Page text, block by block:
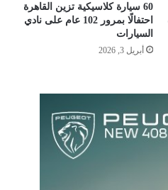
60 سيارة كلاسيكية تزين القاهرة
احتفالًا بمرور 102 عام على نادي
السيارات
أبريل 3, 2026